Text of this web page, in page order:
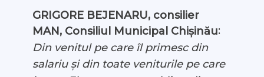
GRIGORE BEJENARU, consilier
MAN, Consiliul Municipal Chișinău:
Din venitul pe care îl primesc din
salariu și din toate veniturile pe care